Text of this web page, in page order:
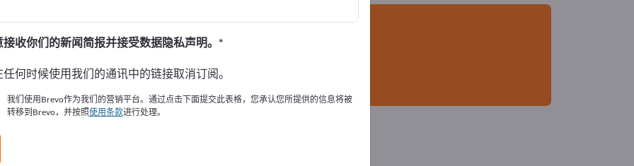
與產品資訊。
訊
應商 (5)
收你们的新闻简报并接受数据隐私声明。
何时候使用我们的通讯中的链接取消订阅。
我们使用Brevo作为我们的营销平台。通过点击下面提交此表格，您承认您所提供的信息将被
转移到Brevo，并按照使用条款进行处理。